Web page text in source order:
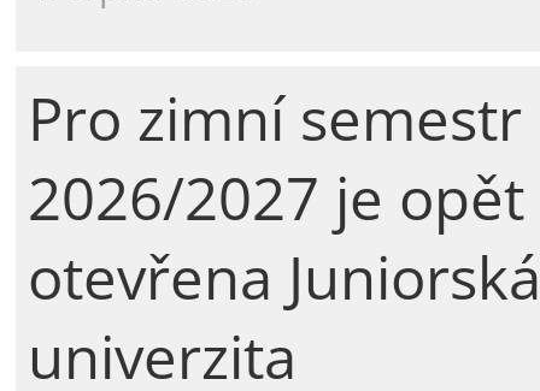
Pro zimní semestr
2026/2027 je opět
otevřena Juniorská
univerzita